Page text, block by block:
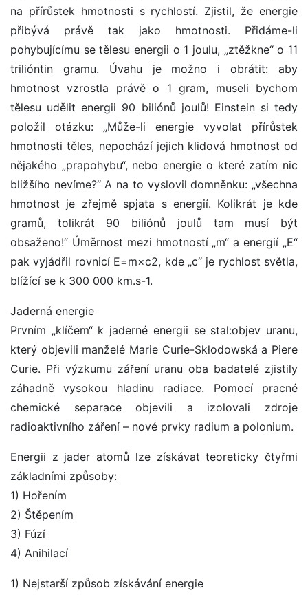
na přírůstek hmotnosti s rychlostí. Zjistil, že energie
přibývá právě tak jako hmotnosti. Přidáme-li
pohybujícímu se tělesu energii o 1 joulu, „ztěžkne“ o 11
trilióntin gramu. Úvahu je možno i obrátit: aby
hmotnost vzrostla právě o 1 gram, museli bychom
tělesu udělit energii 90 biliónů joulů! Einstein si tedy
položil otázku: „Může-li energie vyvolat přírůstek
hmotnosti těles, nepochází jejich klidová hmotnost od
nějakého „prapohybu“, nebo energie o které zatím nic
bližšího nevíme?“ A na to vyslovil domněnku: „všechna
hmotnost je zřejmě spjata s energií. Kolikrát je kde
gramů, tolikrát 90 biliónů joulů tam musí být
obsaženo!“ Úměrnost mezi hmotností „m“ a energií „E“
pak vyjádřil rovnicí E=m×c2, kde „c“ je rychlost světla,
blížící se k 300 000 km.s-1.
Jaderná energie
Prvním „klíčem“ k jaderné energii se stal:objev uranu,
který objevili manželé Marie Curie-Skłodowská a Piere
Curie. Při výzkumu záření uranu oba badatelé zjistily
záhadně vysokou hladinu radiace. Pomocí pracné
chemické separace objevili a izolovali zdroje
radioaktivního záření – nové prvky radium a polonium.
Energii z jader atomů lze získávat teoreticky čtyřmi
základními způsoby:
1) Hořením
2) Štěpením
3) Fúzí
4) Anihilací
1) Nejstarší způsob získávání energie